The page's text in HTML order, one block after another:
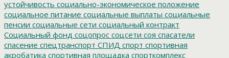
устойчивость социально-экономическое положение
социальное питание социальные выплаты социальные
пенсии социальные сети социальный контракт
Социальный фонд соцопрос соцсети соя спасатели
спасение спецтранспорт СПИД спорт спортивная
акробатика спортивная площадка спорткомплекс